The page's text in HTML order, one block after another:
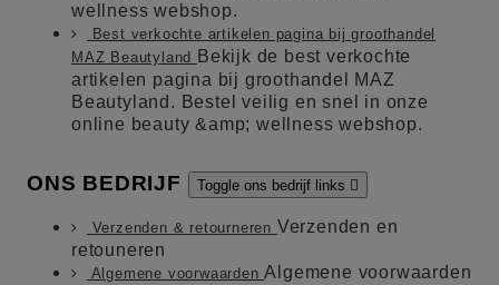
wellness webshop.
Best verkochte artikelen pagina bij groothandel
MAZ Beautyland
Bekijk de best verkochte
artikelen pagina bij groothandel MAZ
Beautyland. Bestel veilig en snel in onze
online beauty &amp; wellness webshop.
ONS BEDRIJF Toggle ons bedrijf links 
Verzenden & retourneren Verzenden en
retouneren
Algemene voorwaardenAlgemene voorwaarden